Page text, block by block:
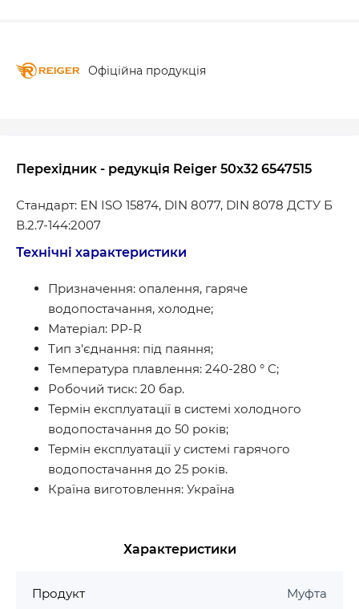
Офіційна продукція
Перехідник - редукція Reiger 50х32 6547515
Стандарт: EN ISO 15874, DIN 8077, DIN 8078 ДСТУ Б
В.2.7-144:2007
Технічні характеристики
Призначення: опалення, гаряче
водопостачання, холодне;
Матеріал: PP-R
Тип з'єднання: під паяння;
Температура плавлення: 240-280 ° С;
Робочий тиск: 20 бар.
Термін експлуатації в системі холодного
водопостачання до 50 років;
Термін експлуатації у системі гарячого
водопостачання до 25 років.
Країна виготовлення: Україна
Характеристики
Продукт Муфта